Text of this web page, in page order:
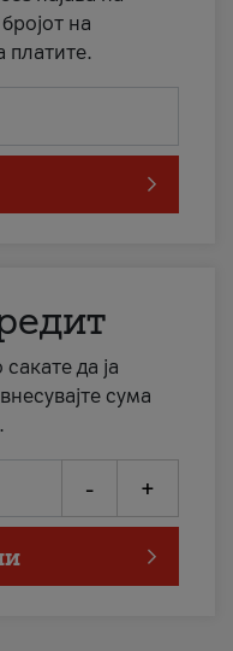
на
платите.
да ја
сума
- +